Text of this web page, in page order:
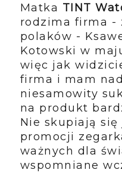
Matka TINT
rodzima firma -
polaków -
Kotowski w
więc jak
firma i mam
niesamowity
na produkt
Nie skupiają
promocji
ważnych dla
wspomniane